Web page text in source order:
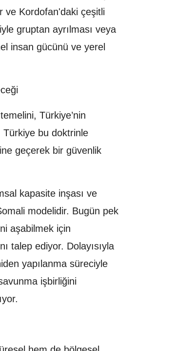
ve Kordofan'daki çeşitli
gruptan ayrılması veya
insan gücünü ve yerel
Türkiye’nin
Türkiye bu doktrinle
geçerek bir güvenlik
kapasite inşası ve
modelidir. Bugün pek
aşabilmek için
talep ediyor. Dolayısıyla
yapılanma süreciyle
işbirliğini